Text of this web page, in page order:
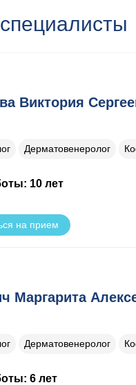
Виктория
Дерматовенеролог
10 лет
на прием
Маргарита
Дерматовенеролог
6 лет